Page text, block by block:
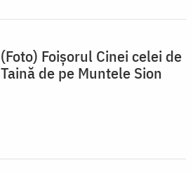
(Foto) Foișorul Cinei celei de
Taină de pe Muntele Sion